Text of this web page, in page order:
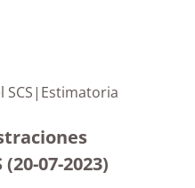
SCS|Estimatoria
07-2023)